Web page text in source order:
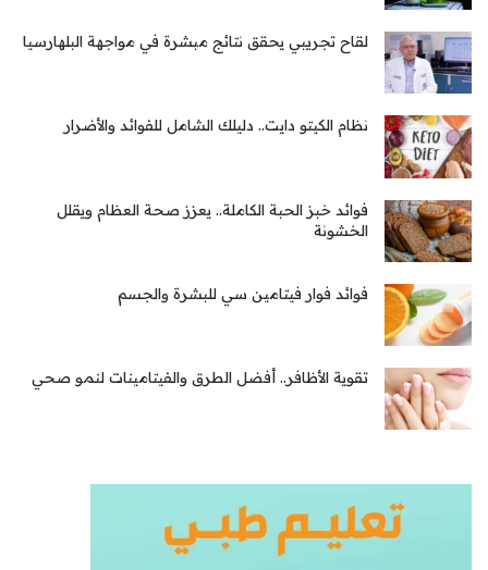
لقاح تجريبي يحقق نتائج مبشرة في مواجهة البلهارسيا
نظام الكيتو دايت.. دليلك الشامل للفوائد والأضرار
فوائد خبز الحبة الكاملة.. يعزز صحة العظام ويقلل
الخشونة
فوائد فوار فيتامين سي للبشرة والجسم
تقوية الأظافر.. أفضل الطرق والفيتامينات لنمو صحي